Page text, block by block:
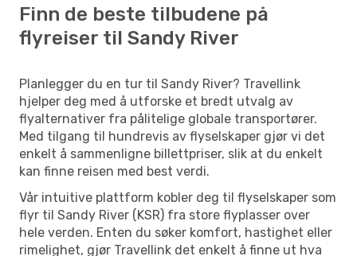
Finn de beste tilbudene på
flyreiser til Sandy River
Planlegger du en tur til Sandy River? Travellink
hjelper deg med å utforske et bredt utvalg av
flyalternativer fra pålitelige globale transportører.
Med tilgang til hundrevis av flyselskaper gjør vi det
enkelt å sammenligne billettpriser, slik at du enkelt
kan finne reisen med best verdi.
Vår intuitive plattform kobler deg til flyselskaper som
flyr til Sandy River (KSR) fra store flyplasser over
hele verden. Enten du søker komfort, hastighet eller
rimelighet, gjør Travellink det enkelt å finne ut hva